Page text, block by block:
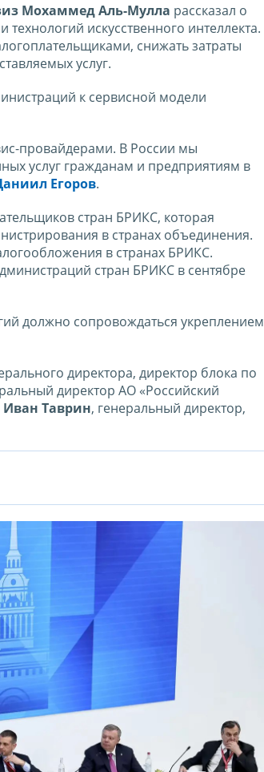
Мохаммед Аль-Мулла рассказал о
искусственного интеллекта.
снижать затраты
услуг.
к сервисной модели
провайдерами. В России мы
услуг гражданам и предприятиям в
Егоров.
стран БРИКС, которая
в странах объединения.
в странах БРИКС.
стран БРИКС в сентябре
должно сопровождаться укреплением
директора, директор блока по
директор АО «Российский
Иван Таврин, генеральный директор,